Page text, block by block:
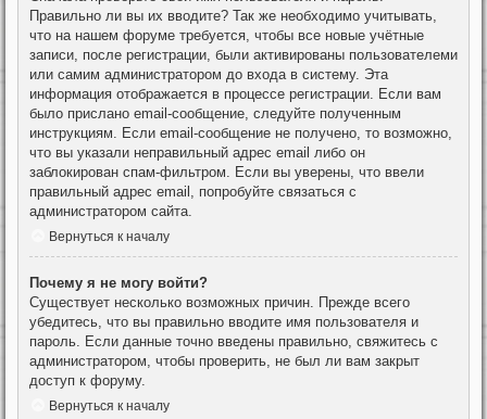
Правильно ли вы их вводите? Так же необходимо учитывать,
что на нашем форуме требуется, чтобы все новые учётные
записи, после регистрации, были активированы пользователеми
или самим администратором до входа в систему. Эта
информация отображается в процессе регистрации. Если вам
было прислано email-сообщение, следуйте полученным
инструкциям. Если email-сообщение не получено, то возможно,
что вы указали неправильный адрес email либо он
заблокирован спам-фильтром. Если вы уверены, что ввели
правильный адрес email, попробуйте связаться с
администратором сайта.
Вернуться к началу
Почему я не могу войти?
Существует несколько возможных причин. Прежде всего
убедитесь, что вы правильно вводите имя пользователя и
пароль. Если данные точно введены правильно, свяжитесь с
администратором, чтобы проверить, не был ли вам закрыт
доступ к форуму.
Вернуться к началу